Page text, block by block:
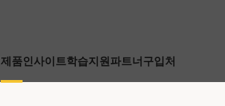
제품인사이트학습지원파트너구입처